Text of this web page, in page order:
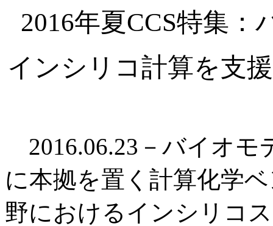
2016年夏CCS特集
インシリコ計算を支
2016.06.23－バイオモ
に本拠を置く計算化学
野におけるインシリコ